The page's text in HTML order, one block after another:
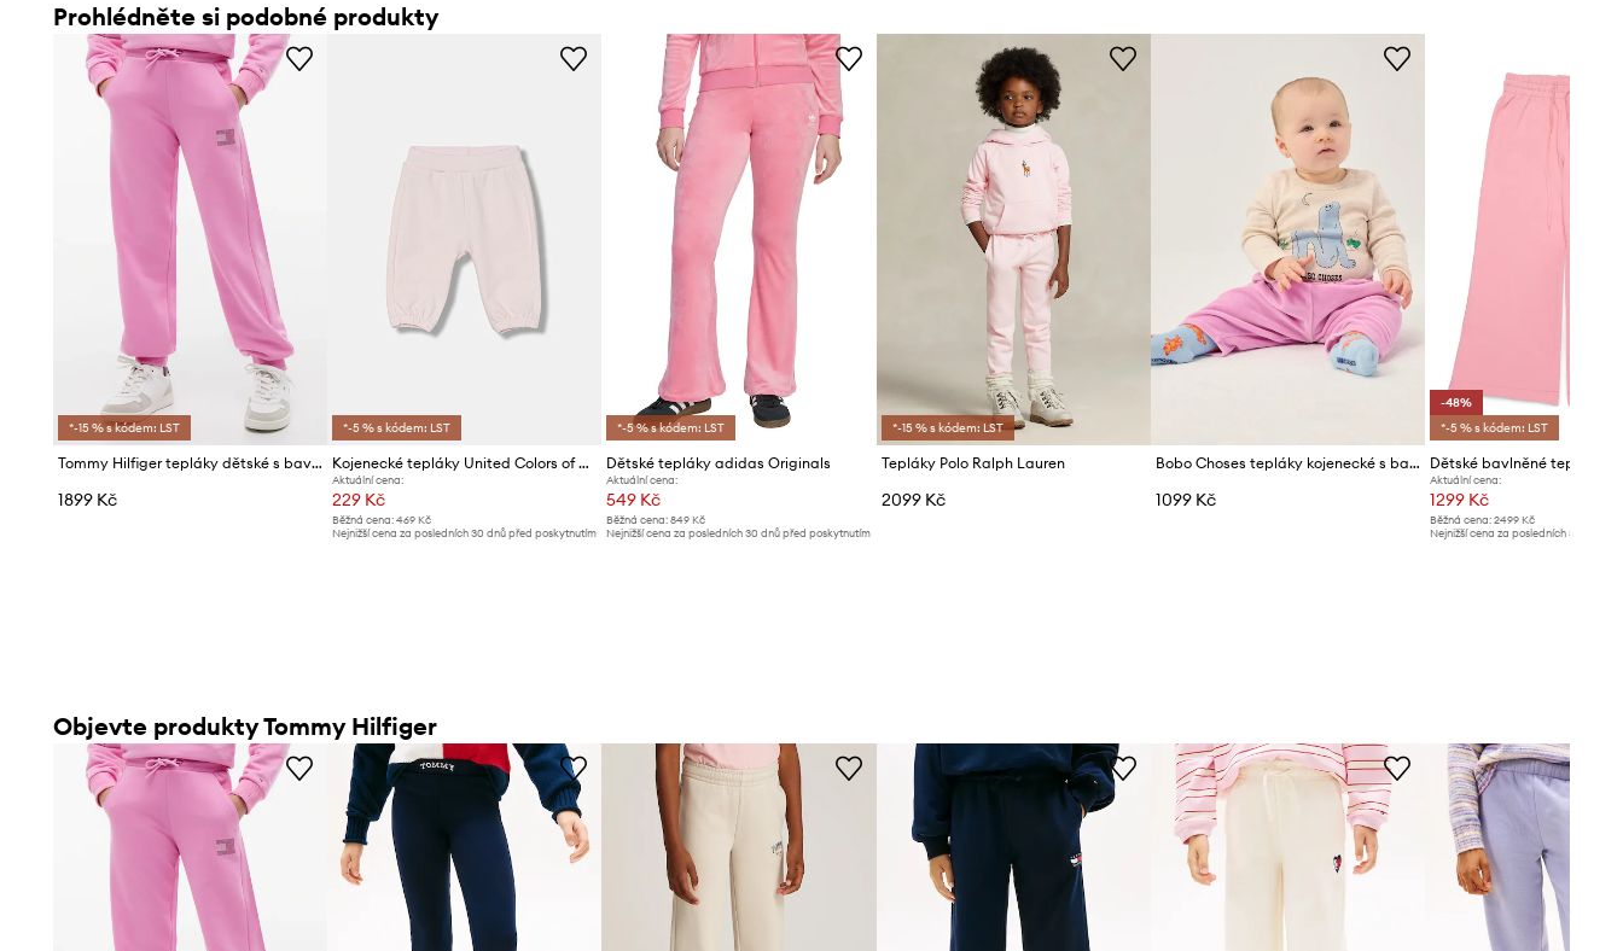
ID produktu
Prohlédněte si podobné produkty
*-15 % s kódem: LST
Tommy Hilfiger tepláky dětské s bavlnou
1899 Kč
*-5 % s kódem: LST
Kojenecké tepláky United Colors of Benetton
Aktuální cena:
229 Kč
Běžná cena:469 Kč
Nejnižší cena za posledních 30 dnů před poskytnutím
*-5 % s kódem: LST
Dětské tepláky adidas Originals
Aktuální cena:
549 Kč
Běžná cena: 849 Kč
Nejnižší cena za posledních 30 dnů před poskytnutím
*-15 % s kódem: LST
Tepláky Polo Ralph Lauren
2099 Kč
Bobo Choses tepláky kojenecké s bavlnou
1099 Kč
-48%
*-5 % s kódem: LST
Aktuální cena:
1299 Kč
Běžná cena: 2499 Kč
Nejnižší cena za posledních 30 dnů
Objevte produkty Tommy Hilfiger